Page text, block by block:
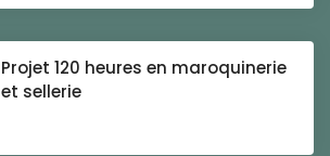
Projet 120 heures en maroquinerie
et sellerie